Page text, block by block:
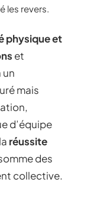
les revers.
physique et
et
mais
d’équipe
réussite
des
collective.